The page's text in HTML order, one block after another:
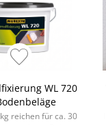
WL 720
reichen für ca. 30